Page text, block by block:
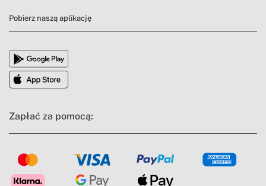
Pobierz naszą aplikację
Zapłać za pomocą: